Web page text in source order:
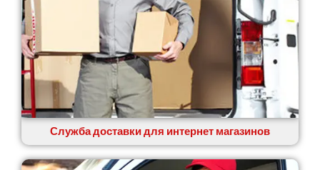
Служба доставки для интернет магазинов